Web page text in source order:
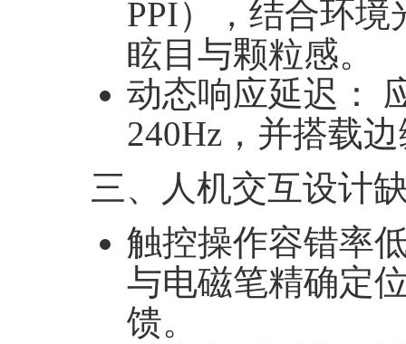
PPI），结合环境
眩目与颗粒感。
动态响应延迟 ‌：
240Hz ，并搭载
三、人机交互设计
触控操作容错率
与电磁笔精确定
馈。